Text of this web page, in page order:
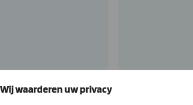
Wij waarderen uw privacy
Diensten